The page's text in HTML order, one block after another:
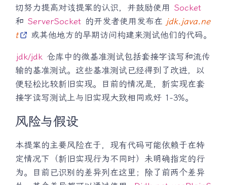
切努力提高对该提案的认识，并鼓励使用 Socket
和 ServerSocket 的开发者使用发布在 jdk.java.ne
t
或其他地方的早期访问构建来测试他们的代码。
jdk/jdk 仓库中的微基准测试包括套接字读写和流传
输的基准测试。这些基准测试已经得到了改进，以
便轻松比较新旧实现。目前的情况是，新实现在套
接字读写测试上与旧实现大致相同或好 1-3%。
风险与假设
本提案的主要风险在于，现有代码可能依赖于在特
定情况下（新旧实现行为不同时）未明确指定的行
为。目前已识别的差异列在这里；除了前两个差异